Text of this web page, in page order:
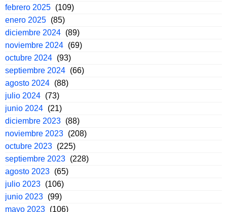
febrero 2025 (109)
enero 2025 (85)
diciembre 2024 (89)
noviembre 2024 (69)
octubre 2024 (93)
septiembre 2024 (66)
agosto 2024 (88)
julio 2024 (73)
junio 2024 (21)
diciembre 2023 (88)
noviembre 2023 (208)
octubre 2023 (225)
septiembre 2023 (228)
agosto 2023 (65)
julio 2023 (106)
junio 2023 (99)
mayo 2023 (106)